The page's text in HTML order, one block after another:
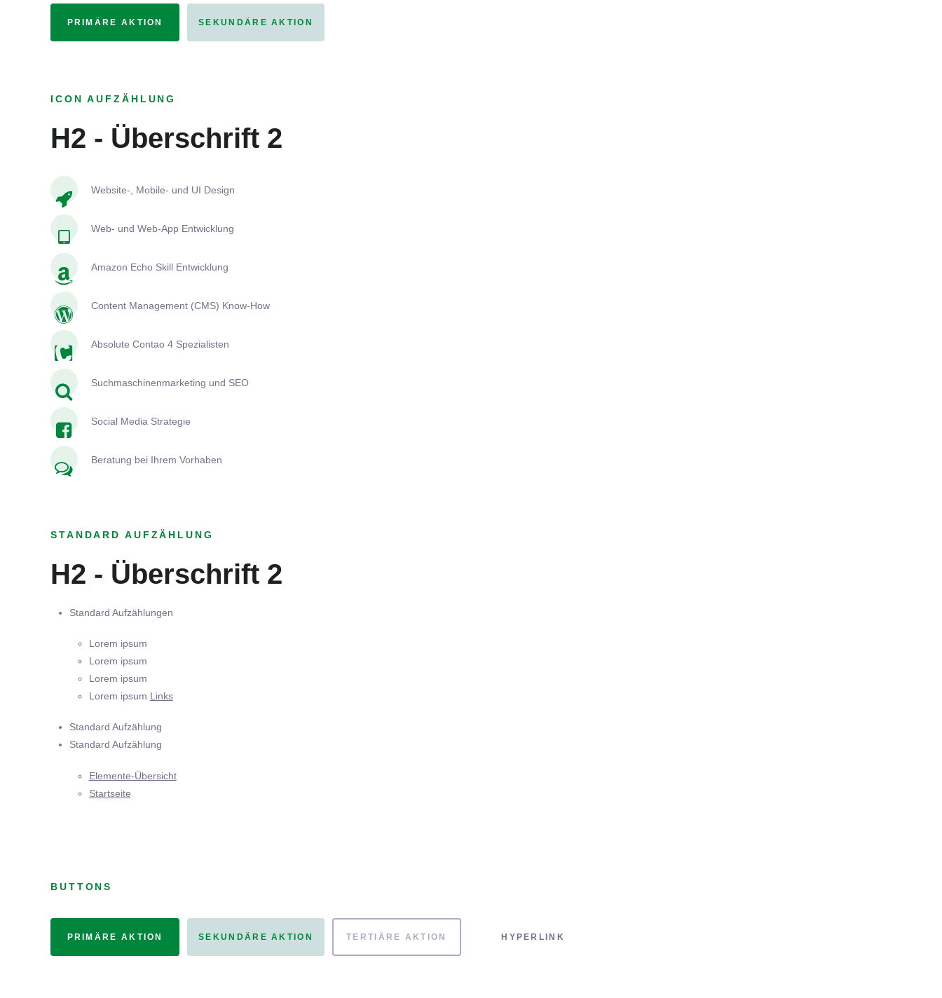
PRIMÄRE AKTION SEKUNDÄRE AKTION
ICON AUFZÄHLUNG
H2 - Überschrift 2
Website-, Mobile- und UI Design
Web- und Web-App Entwicklung
Amazon Echo Skill Entwicklung
Content Management (CMS) Know-How
Absolute Contao 4 Spezialisten
Suchmaschinenmarketing und SEO
Social Media Strategie
Beratung bei Ihrem Vorhaben
STANDARD AUFZÄHLUNG
H2 - Überschrift 2
Standard Aufzählungen
Lorem ipsum
Lorem ipsum
Lorem ipsum
Lorem ipsum Links
Standard Aufzählung
Standard Aufzählung
Elemente-Übersicht
Startseite
BUTTONS
PRIMÄRE AKTION SEKUNDÄRE AKTION TERTIÄRE AKTION HYPERLINK